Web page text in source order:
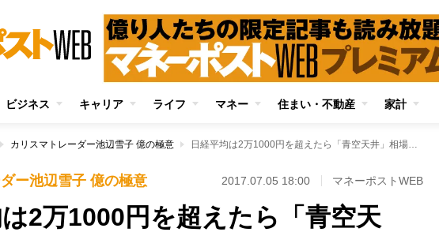
ビジネス キャリア ライフ マネー 住まい・不動産 家計
カリスマトレーダー池辺雪子 億の極意 日経平均は2万1000円を超えたら「青空天井」相場へ？
ー池辺雪子 億の極意 2017.07.05 18:00 マネーポストWEB
は2万1000円を超えたら「青空天